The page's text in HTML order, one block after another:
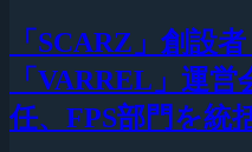
「SCARZ」創設
「VARREL」運
任、FPS部門を統